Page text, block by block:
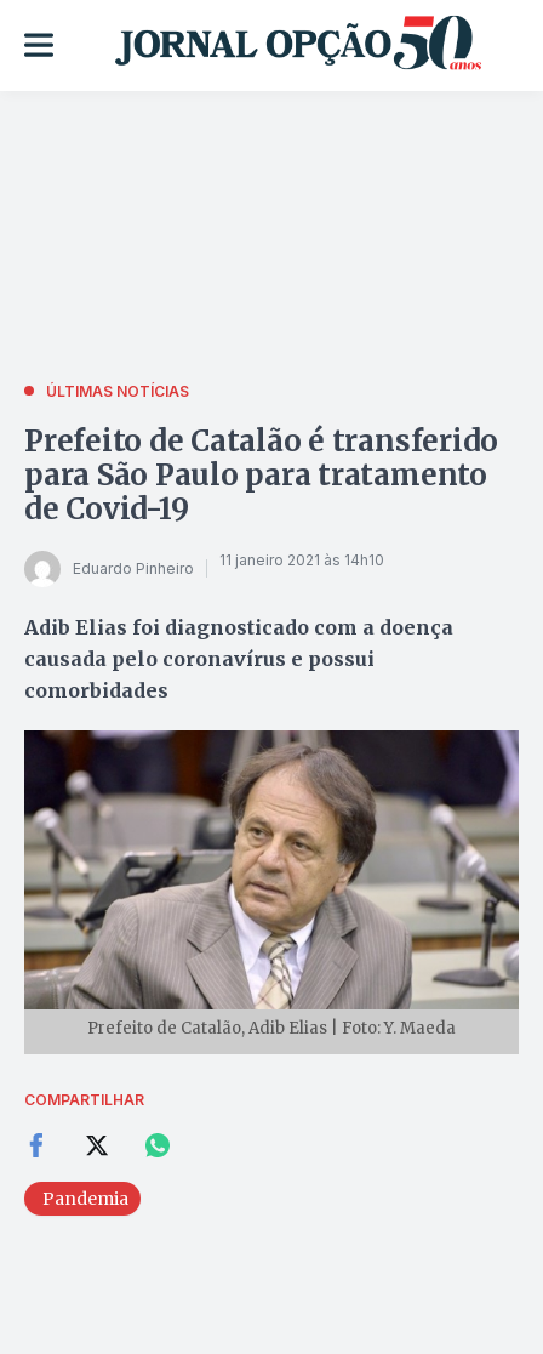
ÚLTIMAS NOTÍCIAS
Prefeito de Catalão é transferido
para São Paulo para tratamento
de Covid-19
Eduardo Pinheiro 11 janeiro 2021 às 14h10
Adib Elias foi diagnosticado com a doença
causada pelo coronavírus e possui
comorbidades
Prefeito de Catalão, Adib Elias | Foto: Y. Maeda
COMPARTILHAR
Pandemia